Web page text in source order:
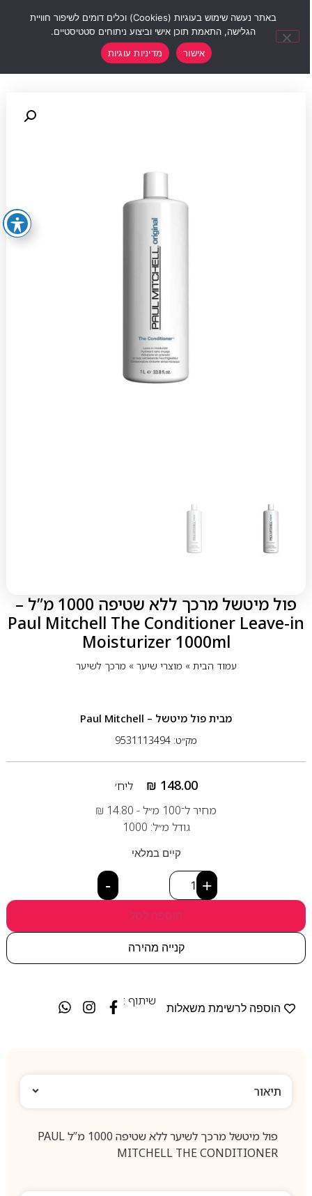
פול מיטשל מרכך ללא שטיפה 1000 מ”ל –
Paul Mitchell The Conditioner Leave-in
Moisturizer 1000ml
עמוד הבית» מוצרי שיער» מרכך לשיער
מבית פול מיטשל – Paul Mitchell
מק״ט: 9531113494
₪ 148.00
ליח׳
מחיר ל־100 מ״ל -
₪ 14.80
גודל מ״ל: 1000
קיים במלאי
- +
הוספה לסל
קנייה מהירה
הוספה לרשימת משאלות
שיתוף :
תיאור
פול מיטשל מרכך לשיער ללא שטיפה 1000 מ”ל PAUL
MITCHELL THE CONDITIONER
באתר נעשה שימוש בעוגיות (Cookies) וכלים דומים לשיפור חוויית
הגלישה, התאמת תוכן אישי וביצוע ניתוחים סטטיסטיים.
אישור
מדיניות עוגיות